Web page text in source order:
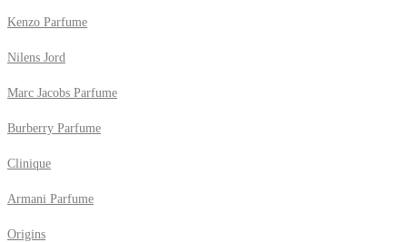
Kenzo Parfume
Nilens Jord
Marc Jacobs Parfume
Burberry Parfume
Clinique
Armani Parfume
Origins